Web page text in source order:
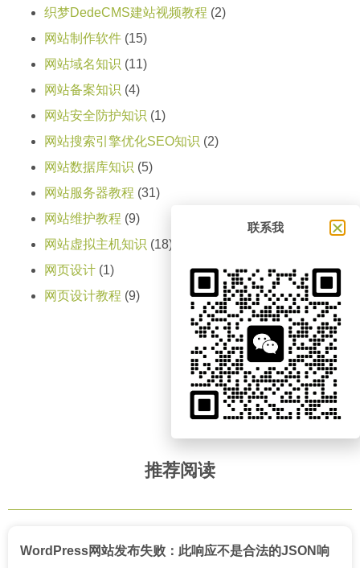
织梦DedeCMS建站视频教程 (2)
网站制作软件 (15)
网站域名知识 (11)
网站备案知识 (4)
网站安全防护知识 (1)
网站搜索引擎优化SEO知识 (2)
网站数据库知识 (5)
网站服务器教程 (31)
网站维护教程 (9)
网站虚拟主机知识 (18)
网页设计 (1)
网页设计教程 (9)
推荐阅读
WordPress网站发布失败：此响应不是合法的JSON响
联系我